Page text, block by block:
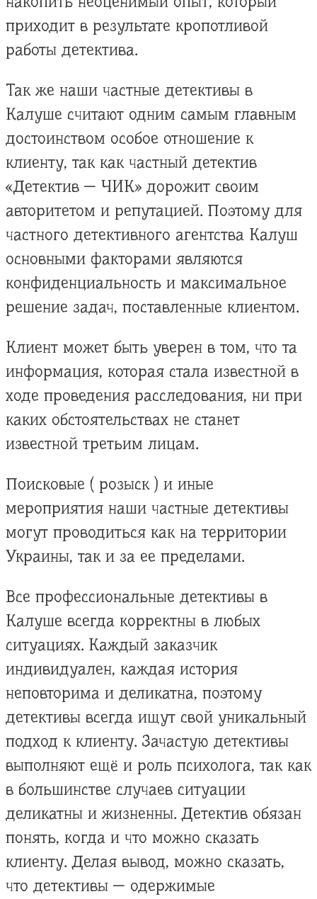
приходит в результате кропотливой
работы детектива.
Так же наши частные детективы в
Калуше считают одним самым главным
достоинством особое отношение к
клиенту, так как частный детектив
«Детектив — ЧИК» дорожит своим
авторитетом и репутацией. Поэтому для
частного детективного агентства Калуш
основными факторами являются
конфиденциальность и максимальное
решение задач, поставленные клиентом.
Клиент может быть уверен в том, что та
информация, которая стала известной в
ходе проведения расследования, ни при
каких обстоятельствах не станет
известной третьим лицам.
Поисковые ( розыск ) и иные
мероприятия наши частные детективы
могут проводиться как на территории
Украины, так и за ее пределами.
Все профессиональные детективы в
Калуше всегда корректны в любых
ситуациях. Каждый заказчик
индивидуален, каждая история
неповторима и деликатна, поэтому
детективы всегда ищут свой уникальный
подход к клиенту. Зачастую детективы
выполняют ещё и роль психолога, так как
в большинстве случаев ситуации
деликатны и жизненны. Детектив обязан
понять, когда и что можно сказать
клиенту. Делая вывод, можно сказать,
что детективы — одержимые